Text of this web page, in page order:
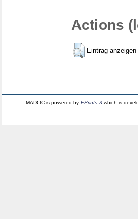
Actions
Eintrag anzeigen
MADOC is powered byEPrints 3 which is